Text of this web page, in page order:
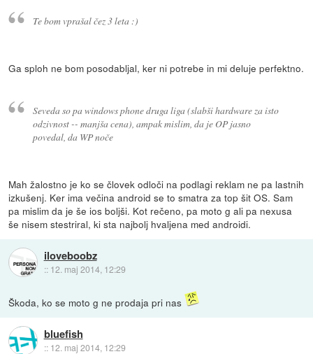
Te bom vprašal čez 3 leta :)
Ga sploh ne bom posodabljal, ker ni potrebe in mi deluje perfektno.
Seveda so pa windows phone druga liga (slabši hardware za isto
odzivnost -- manjša cena), ampak mislim, da je OP jasno
povedal, da WP noče
Mah žalostno je ko se človek odloči na podlagi reklam ne pa lastnih
izkušenj. Ker ima večina android se to smatra za top šit OS. Sam
pa mislim da je še ios boljši. Kot rečeno, pa moto g ali pa nexusa
še nisem stestriral, ki sta najbolj hvaljena med androidi.
iloveboobz
:: 12. maj 2014, 12:29
Škoda, ko se moto g ne prodaja pri nas
bluefish
:: 12. maj 2014, 12:29